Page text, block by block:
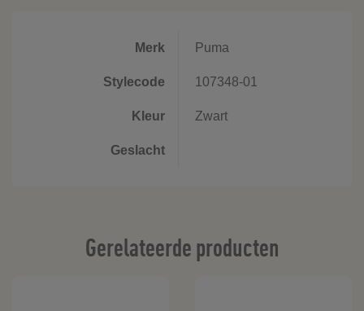
Merk Puma
Stylecode 107348-01
Kleur Zwart
Geslacht
Gerelateerde producten